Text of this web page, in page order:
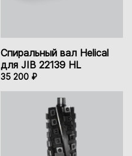
Спиральный вал Helical
для JIB 22139 HL
35 200 ₽